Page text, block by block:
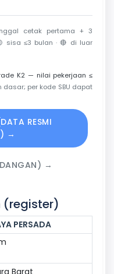
cetak pertama + 3
sisa ≤3 bulan · 🔴 di luar
K2 — nilai pekerjaan ≤
per kode SBU dapat
RESMI
→
→
(register)
PERSADA
Barat